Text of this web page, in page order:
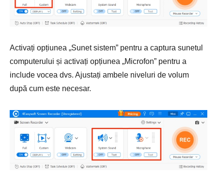
Activați opțiunea „Sunet sistem” pentru a captura sunetul
computerului și activați opțiunea „Microfon” pentru a
include vocea dvs. Ajustați ambele niveluri de volum
după cum este necesar.